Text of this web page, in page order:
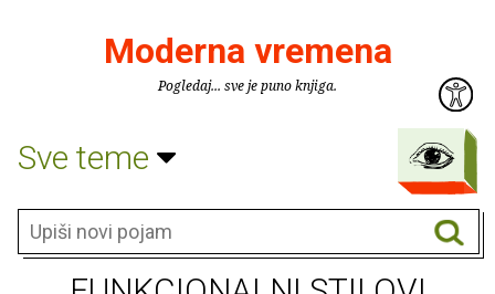
Moderna vremena
Pogledaj... sve je puno knjiga.
Sve teme